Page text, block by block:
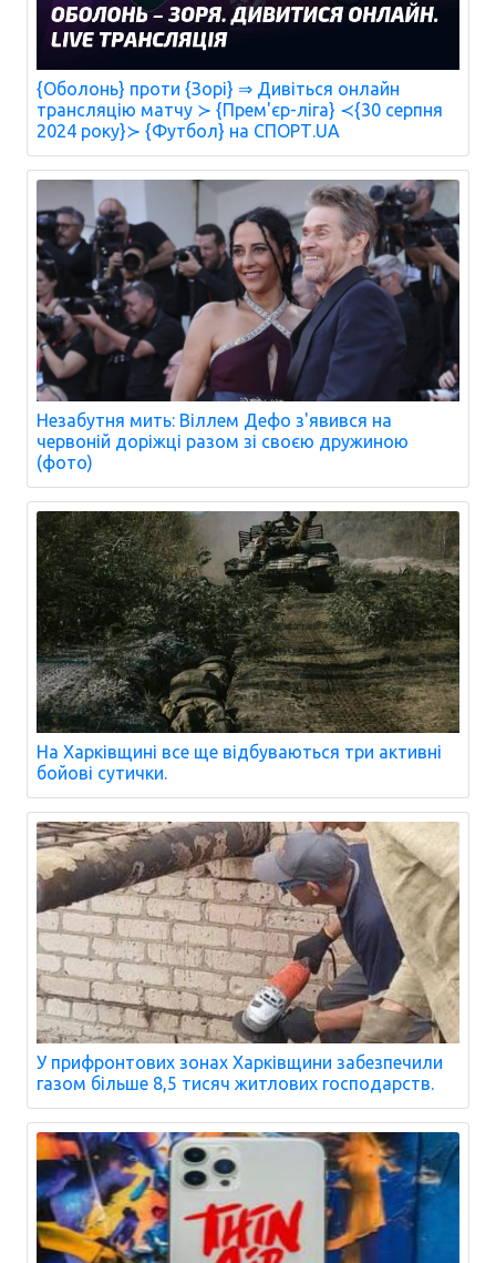
{Оболонь} проти {Зорі} ⇒ Дивіться онлайн
трансляцію матчу ≻ {Прем'єр-ліга} ≺{30 серпня
2024 року}≻ {Футбол} на СПОРТ.UA
Незабутня мить: Віллем Дефо з'явився на
червоній доріжці разом зі своєю дружиною
(фото)
На Харківщині все ще відбуваються три активні
бойові сутички.
У прифронтових зонах Харківщини забезпечили
газом більше 8,5 тисяч житлових господарств.